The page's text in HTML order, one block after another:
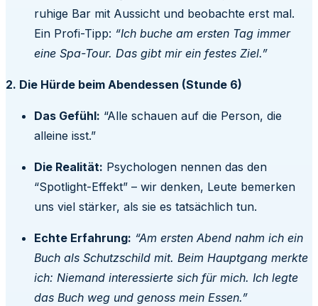
ruhige Bar mit Aussicht und beobachte erst mal.
Ein Profi-Tipp: “Ich buche am ersten Tag immer
eine Spa-Tour. Das gibt mir ein festes Ziel.”
2. Die Hürde beim Abendessen (Stunde 6)
Das Gefühl: “Alle schauen auf die Person, die
alleine isst.”
Die Realität: Psychologen nennen das den
“Spotlight-Effekt” – wir denken, Leute bemerken
uns viel stärker, als sie es tatsächlich tun.
Echte Erfahrung: “Am ersten Abend nahm ich ein
Buch als Schutzschild mit. Beim Hauptgang merkte
ich: Niemand interessierte sich für mich. Ich legte
das Buch weg und genoss mein Essen.”